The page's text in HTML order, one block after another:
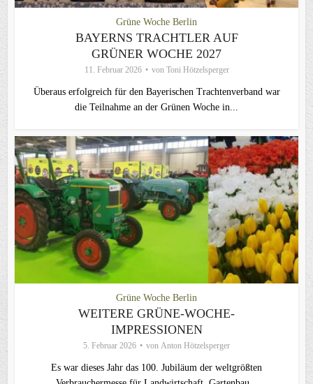
Grüne Woche Berlin
BAYERNS TRACHTLER AUF
GRÜNER WOCHE 2027
11. Februar 2026 von Toni Hötzelsperger
Überaus erfolgreich für den Bayerischen Trachtenverband war
die Teilnahme an der Grünen Woche in...
Grüne Woche Berlin
WEITERE GRÜNE-WOCHE-
IMPRESSIONEN
5. Februar 2026 von Anton Hötzelsperger
Es war dieses Jahr das 100. Jubiläum der weltgrößten